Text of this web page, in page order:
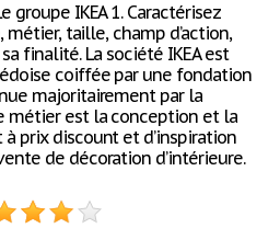
groupe IKEA 1. Caractérisez
métier, taille, champ d’action,
finalité. La société IKEA est
coiffée par une fondation
majoritairement par la
métier est la conception et la
prix discount et d’inspiration
de décoration d’intérieure.